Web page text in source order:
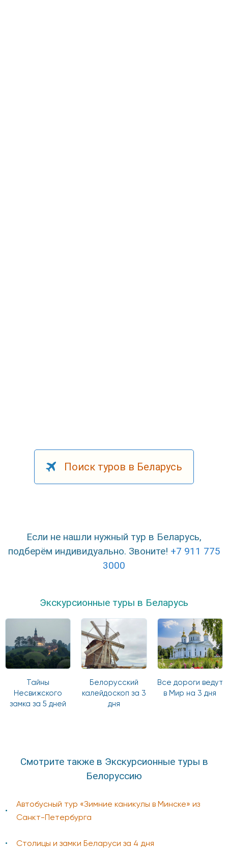
Поиск туров в Беларусь
Если не нашли нужный тур в Беларусь,
подберём индивидуально. Звоните! +7 911 775
3000
Экскурсионные туры в Беларусь
Тайны
Несвижского
замка за 5 дней
Белорусский
калейдоскоп за 3
дня
Все дороги ведут
в Мир на 3 дня
Смотрите также в Экскурсионные туры в
Белоруссию
Автобусный тур «Зимние каникулы в Минске» из
Санкт-Петербурга
Столицы и замки Беларуси за 4 дня